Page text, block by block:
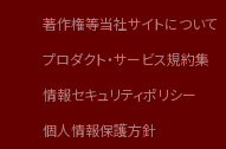
著作権等当社サイトについて
プロダクト・サービス規約集
情報セキュリティポリシー
個人情報保護方針